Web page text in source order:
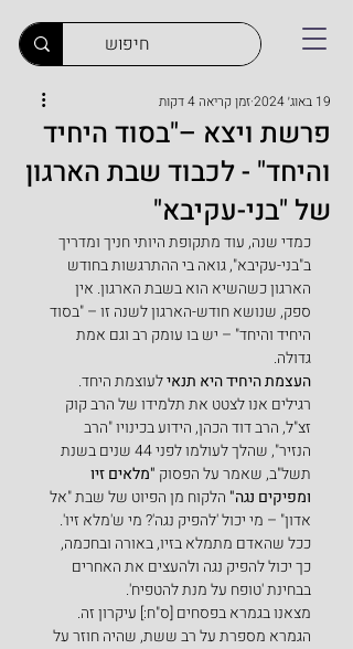
פרשת ויצא –"בסוד היחיד
והיחד" - לכבוד שבת הארגון
של "בני-עקיבא"
19 באוג׳ 2024 זמן קריאה 4 דקות
כמדי שנה, עוד מתקופת היותי חניך ומדריך
ב"בני-עקיבא", גואה בי ההתרגשות בחודש
הארגון כשהשיא הוא בשבת הארגון. אין
ספק, שנושא חודש-הארגון לשנה זו – "בסוד
היחיד והיחד" – יש בו עומק רב וגם אמת
גדולה.
העצמת היחיד היא תנאי לעוצמת היחד.
רגילים אנו לצטט את תלמידו של הרב קוק
זצ"ל, הרב דוד הכהן, הידוע בכינויו "הרב
הנזיר", שהלך לעולמו לפני 44 שנים בשנת
תשל"ב, שאמר על הפסוק "מלאים זיו
ומפיקים נגה" הלקוח מן הפיוט של שבת "אל
אדון" – מי יכול 'להפיק נגה'? מי ש'מלא זיו'.
ככל שהאדם מתמלא בזיו, באורה ובחכמה,
כך יכול להפיק נגה ולהעצים את האחרים
בבחינת 'טופח על מנת להטפיח'.
מצאנו בגמרא בפסחים [ס"ח:] עיקרון זה.
הגמרא מספרת על רב ששת, שהיה חוזר על